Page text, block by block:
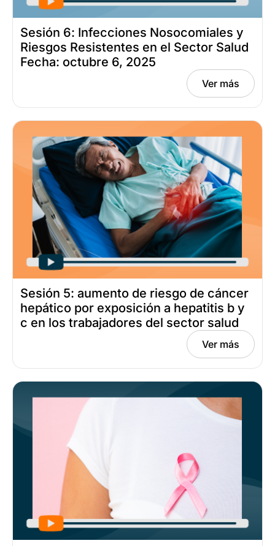
Sesión 6: Infecciones Nosocomiales y
Riesgos Resistentes en el Sector Salud
Fecha: octubre 6, 2025
Ver más
Sesión 5: aumento de riesgo de cáncer
hepático por exposición a hepatitis b y
c en los trabajadores del sector salud
Ver más